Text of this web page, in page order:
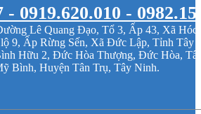
- 0919.620.010 -
Lê Quang Đạo, Tổ 3, Ấp 43, Xã Hóc
9, Ấp Rừng Sến, Xã Đức Lập, Tỉnh Tây
Hữu 2, Đức Hòa Thượng, Đức Hòa,
Bình, Huyện Tân Trụ, Tây Ninh.